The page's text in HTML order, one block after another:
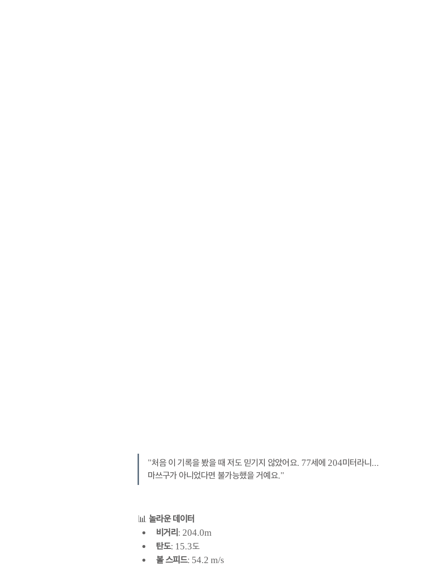
"처음 이 기록을 봤을 때 저도 믿기지 않았어요. 77세에 204미터라니...
마쓰구가 아니었다면 불가능했을 거예요."
📊 놀라운 데이터
비거리: 204.0m
탄도: 15.3도
볼 스피드: 54.2 m/s